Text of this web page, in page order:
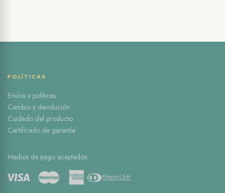
POLÍTICAS
Envíos y políticas
Cambio y devolución
Cuidado del producto
Certificado de garantía
Medios de pago aceptados: